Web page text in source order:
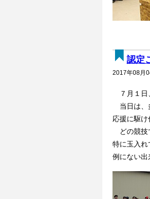
認定
2017年08月
７月１日
当日は、
応援に駆け
どの競技
特に玉入れ
例にない